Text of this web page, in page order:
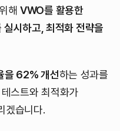
해VWO를 활용한
시하고, 최적화 전략을
을 62% 개선하는 성과를
스트와 최적화가
겠습니다.